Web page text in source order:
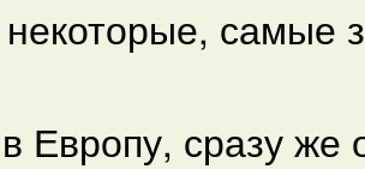
самые
Европу, сразу